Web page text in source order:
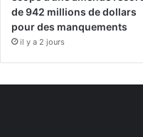
de 942 millions de dollars
pour des manquements
il y a 2 jours